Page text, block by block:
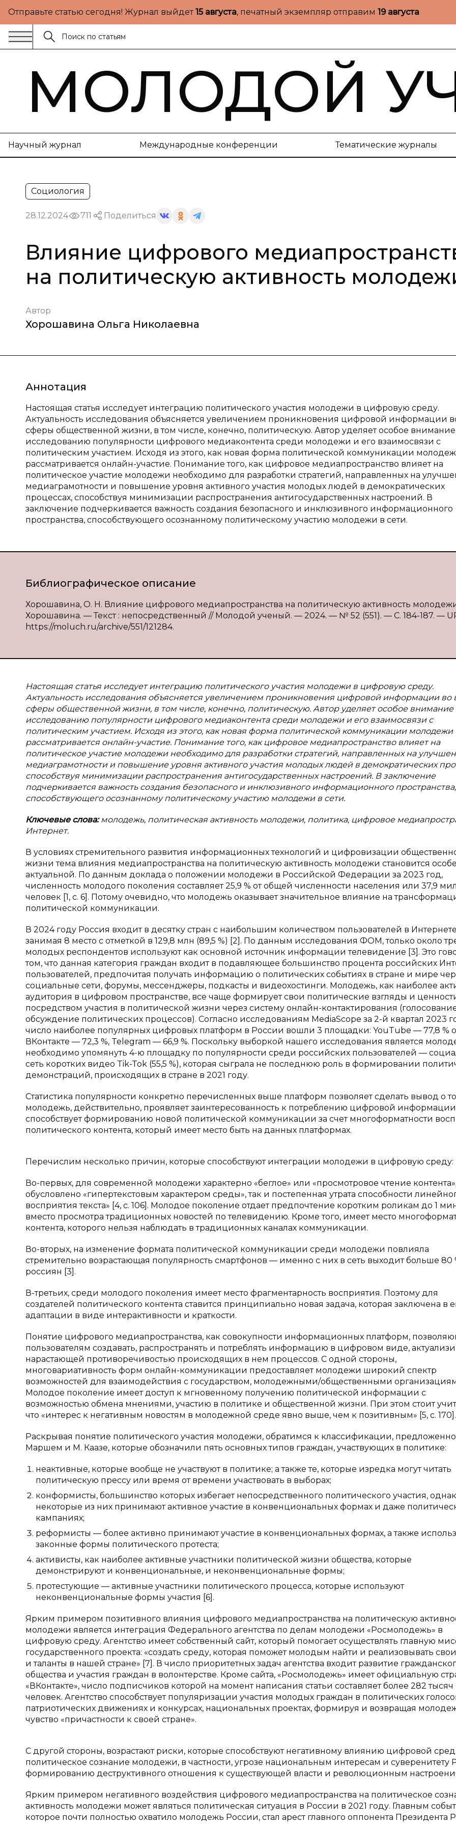
Отправьте статью сегодня! Журнал выйдет15 августа, печатный экземпляр отправим 19 августа
МОЛОДОЙ
Научный журнал Международные конференции Тематические журналы
Социология
28.12.2024 711 Поделиться
Влияние цифрового
на политическую активность
Автор
Хорошавина Ольга Николаевна
Аннотация
Настоящая статья исследует интеграцию политического участия молодежи в цифровую среду.
Актуальность исследования объясняется увеличением проникновения цифровой информации
сферы общественной жизни, в том числе, конечно, политическую. Автор уделяет особое внимание
исследованию популярности цифрового медиаконтента среди молодежи и его взаимосвязи с
политическим участием. Исходя из этого, как новая форма политической коммуникации
рассматривается онлайн-участие. Понимание того, как цифровое медиапространство влияет на
политическое участие молодежи необходимо для разработки стратегий, направленных на
медиаграмотности и повышение уровня активного участия молодых людей в демократических
процессах, способствуя минимизации распространения антигосударственных настроений. В
заключение подчеркивается важность создания безопасного и инклюзивного информационного
пространства, способствующего осознанному политическому участию молодежи в сети.
Библиографическое описание
Хорошавина, О. Н. Влияние цифрового медиапространства на политическую активность
Хорошавина. — Текст : непосредственный // Молодой ученый. — 2024. — № 52 (551). — С. 184-187. —
https://moluch.ru/archive/551/121284.
Настоящая статья исследует интеграцию политического участия молодежи в цифровую среду.
Актуальность исследования объясняется увеличением проникновения цифровой информации во
сферы общественной жизни, в том числе, конечно, политическую. Автор уделяет особое внимание
исследованию популярности цифрового медиаконтента среди молодежи и его взаимосвязи с
политическим участием. Исходя из этого, как новая форма политической коммуникации молодежи
рассматривается онлайн-участие. Понимание того, как цифровое медиапространство влияет на
политическое участие молодежи необходимо для разработки стратегий, направленных на
медиаграмотности и повышение уровня активного участия молодых людей в демократических
способствуя минимизации распространения антигосударственных настроений. В заключение
подчеркивается важность создания безопасного и инклюзивного информационного пространства,
способствующего осознанному политическому участию молодежи в сети.
Ключевые слова:молодежь, политическая активность молодежи, политика, цифровое
Интернет.
В условиях стремительного развития информационных технологий и цифровизации
жизни тема влияния медиапространства на политическую активность молодежи становится
актуальной. По данным доклада о положении молодежи в Российской Федерации за 2023 год,
численность молодого поколения составляет 25,9 % от общей численности населения или 37,9
человек [1, с. 6]. Потому очевидно, что молодежь оказывает значительное влияние на
политической коммуникации.
В 2024 году Россия входит в десятку стран с наибольшим количеством пользователей в
занимая 8 место с отметкой в 129,8 млн (89,5 %) [2]. По данным исследования ФОМ, только около
молодых респондентов используют как основной источник информации телевидение [3]. Это
том, что данная категория граждан входит в подавляющее большинство процента российских
пользователей, предпочитая получать информацию о политических событиях в стране и мире
социальные сети, форумы, мессенджеры, подкасты и видеохостинги. Молодежь, как наиболее
аудитория в цифровом пространстве, все чаще формирует свои политические взгляды и
посредством участия в политической жизни через систему онлайн-контактирования
обсуждение политических процессов). Согласно исследованиям MediaScope за 2-й квартал 2023
число наиболее популярных цифровых платформ в России вошли 3 площадки: YouTube — 77,8 %
ВКонтакте — 72,3 %, Telegram — 66,9 %. Поскольку выборкой нашего исследования является
необходимо упомянуть 4-ю площадку по популярности среди российских пользователей —
сеть коротких видео Tik-Tok (55,5 %), которая сыграла не последнюю роль в формировании
демонстраций, происходящих в стране в 2021 году.
Статистика популярности конкретно перечисленных выше платформ позволяет сделать вывод о
молодежь, действительно, проявляет заинтересованность к потреблению цифровой
способствует формированию новой политической коммуникации за счет многоформатности
политического контента, который имеет место быть на данных платформах.
Перечислим несколько причин, которые способствуют интеграции молодежи в цифровую среду:
Во-первых, для современной молодежи характерно «беглое» или «просмотровое чтение
обусловлено «гипертекстовым характером среды», так и постепенная утрата способности
восприятия текста» [4, с. 106]. Молодое поколение отдает предпочтение коротким роликам до 1
вместо просмотра традиционных новостей по телевидению. Кроме того, имеет место
контента, которого нельзя наблюдать в традиционных каналах коммуникации.
Во-вторых, на изменение формата политической коммуникации среди молодежи повлияла
стремительно возрастающая популярность смартфонов — именно с них в сеть выходит больше 80
россиян [3].
В-третьих, среди молодого поколения имеет место фрагментарность восприятия. Поэтому для
создателей политического контента ставится принципиально новая задача, которая заключена в
адаптации в виде интерактивности и краткости.
Понятие цифрового медиапространства, как совокупности информационных платформ,
пользователям создавать, распространять и потреблять информацию в цифровом виде,
нарастающей противоречивостью происходящих в нем процессов. С одной стороны,
многовариативность форм онлайн-коммуникации предоставляет молодежи широкий спектр
возможностей для взаимодействия с государством, молодежными/общественными
Молодое поколение имеет доступ к мгновенному получению политической информации с
возможностью обмена мнениями, участию в политике и общественной жизни. При этом стоит
что «интерес к негативным новостям в молодежной среде явно выше, чем к позитивным» [5, с. 170].
Раскрывая понятие политического участия молодежи, обратимся к классификации,
Маршем и М. Каазе, которые обозначили пять основных типов граждан, участвующих в политике:
неактивные, которые вообще не участвуют в политике; а также те, которые изредка могут читать
политическую прессу или время от времени участвовать в выборах;
конформисты, большинство которых избегает непосредственного политического участия,
некоторые из них принимают активное участие в конвенциональных формах и даже
кампаниях;
реформисты — более активно принимают участие в конвенциональных формах, а также
законные формы политического протеста;
активисты, как наиболее активные участники политической жизни общества, которые
демонстрируют и конвенциональные, и неконвенциональные формы;
протестующие — активные участники политического процесса, которые используют
неконвенциональные формы участия [6].
Ярким примером позитивного влияния цифрового медиапространства на политическую
молодежи является интеграция Федерального агентства по делам молодежи «Росмолодежь» в
цифровую среду. Агентство имеет собственный сайт, который помогает осуществлять главную
государственного проекта: «создать среду, которая поможет молодым найти и реализовывать
и таланты в нашей стране» [7]. В число приоритетных задач агентства входит развитие
общества и участия граждан в волонтерстве. Кроме сайта, «Росмолодежь» имеет официальную
«ВКонтакте», число подписчиков которой на момент написания статьи составляет более 282 тысяч
человек. Агентство способствует популяризации участия молодых граждан в политических
патриотических движениях и конкурсах, национальных проектах, формируя и возвращая
чувство «причастности к своей стране».
С другой стороны, возрастают риски, которые способствуют негативному влиянию цифровой
политическое сознание молодежи, в частности, угрозе национальным интересам и суверенитету
формированию деструктивного отношения к существующей власти и революционным
Ярким примером негативного воздействия цифрового медиапространства на политическое
активность молодежи может являться политическая ситуация в России в 2021 году. Главным
которое почти полностью охватило молодежь России, стал арест главного оппонента Президента